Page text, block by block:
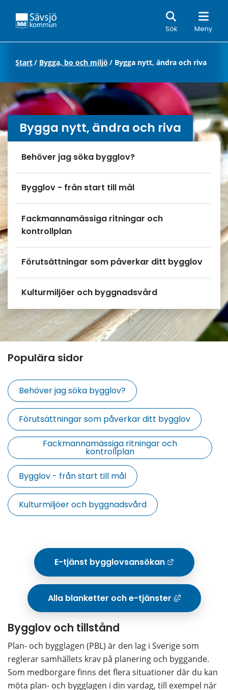
Sök Meny
Sök
Start/ Bygga, bo och miljö / Bygga nytt, ändra och riva
Bygga nytt, ändra och riva
Behöver jag söka bygglov?
Bygglov - från start till mål
Fackmannamässiga ritningar och
kontrollplan
Förutsättningar som påverkar ditt bygglov
Kulturmiljöer och byggnadsvård
Populära sidor
Behöver jag söka bygglov?
Förutsättningar som påverkar ditt bygglov
Fackmannamässiga ritningar och
kontrollplan
Bygglov - från start till mål
Kulturmiljöer och byggnadsvård
E-tjänst bygglovsansökan
Alla blanketter och e-tjänster
Bygglov och tillstånd
Plan- och bygglagen (PBL) är den lag i Sverige som
reglerar samhällets krav på planering och byggande.
Som medborgare finns det flera situationer där du kan
möta plan- och bygglagen i din vardag, till exempel när